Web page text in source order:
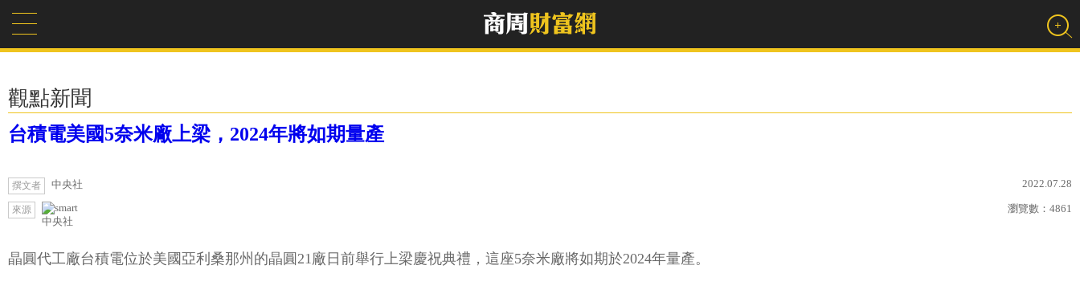
觀點新聞
台積電美國5奈米廠上梁，2024年將如期量產
撰文者 中央社 2022.07.28
來源
中央社
瀏覽數： 4861
晶圓代工廠台積電位於美國亞利桑那州的晶圓21廠日前舉行上梁慶祝典禮，這座5奈米廠將如期於2024年量產。